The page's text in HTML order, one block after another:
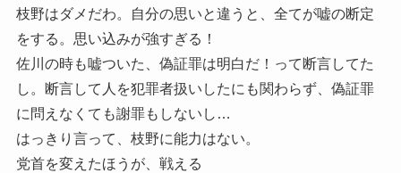
枝野はダメだわ。自分の思いと違うと、全てが嘘の断定
をする。思い込みが強すぎる！
佐川の時も嘘ついた、偽証罪は明白だ！って断言してた
し。断言して人を犯罪者扱いしたにも関わらず、偽証罪
に問えなくても謝罪もしないし…
はっきり言って、枝野に能力はない。
党首を変えたほうが、戦える